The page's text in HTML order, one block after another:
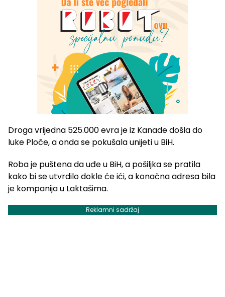
Droga vrijedna 525.000 evra je iz Kanade došla do
luke Ploče, a onda se pokušala unijeti u BiH.
Roba je puštena da uđe u BiH, a pošiljka se pratila
kako bi se utvrdilo dokle će ići, a konačna adresa bila
je kompanija u Laktašima.
Reklamni sadržaj